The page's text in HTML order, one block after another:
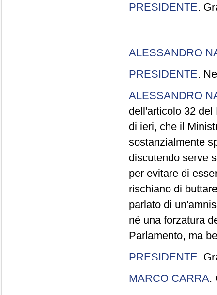
PRESIDENTE.
ALESSANDRO
PRESIDENTE.
ALESSANDRO
dell'articolo 32 del
di ieri, che il
sostanzialmente
discutendo serve
per evitare di
rischiano di
parlato di
né una forzatura
Parlamento, ma
PRESIDENTE.
MARCO CARRA.